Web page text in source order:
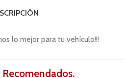
lo mejor para tu vehículo!!!
Recomendados.